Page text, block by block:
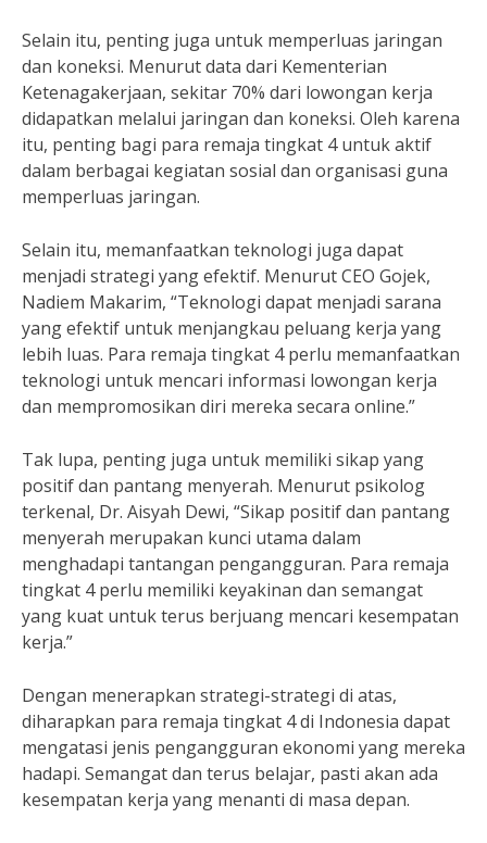
Selain itu, penting juga untuk memperluas jaringan
dan koneksi. Menurut data dari Kementerian
Ketenagakerjaan, sekitar 70% dari lowongan kerja
didapatkan melalui jaringan dan koneksi. Oleh karena
itu, penting bagi para remaja tingkat 4 untuk aktif
dalam berbagai kegiatan sosial dan organisasi guna
memperluas jaringan.
Selain itu, memanfaatkan teknologi juga dapat
menjadi strategi yang efektif. Menurut CEO Gojek,
Nadiem Makarim, “Teknologi dapat menjadi sarana
yang efektif untuk menjangkau peluang kerja yang
lebih luas. Para remaja tingkat 4 perlu memanfaatkan
teknologi untuk mencari informasi lowongan kerja
dan mempromosikan diri mereka secara online.”
Tak lupa, penting juga untuk memiliki sikap yang
positif dan pantang menyerah. Menurut psikolog
terkenal, Dr. Aisyah Dewi, “Sikap positif dan pantang
menyerah merupakan kunci utama dalam
menghadapi tantangan pengangguran. Para remaja
tingkat 4 perlu memiliki keyakinan dan semangat
yang kuat untuk terus berjuang mencari kesempatan
kerja.”
Dengan menerapkan strategi-strategi di atas,
diharapkan para remaja tingkat 4 di Indonesia dapat
mengatasi jenis pengangguran ekonomi yang mereka
hadapi. Semangat dan terus belajar, pasti akan ada
kesempatan kerja yang menanti di masa depan.